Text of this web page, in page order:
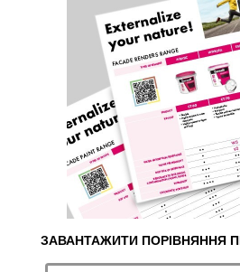
ЗАВАНТАЖИТИ ПОРІВНЯННЯ